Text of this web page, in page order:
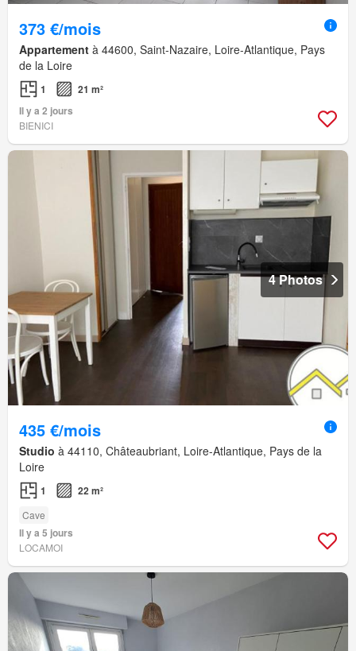
373 €/mois
Appartement à 44600, Saint-Nazaire, Loire-Atlantique, Pays
de la Loire
1
21 m²
Il y a 2 jours
BIENICI
4 Photos
435 €/mois
Studio à 44110, Châteaubriant, Loire-Atlantique, Pays de la
Loire
1 22 m²
Cave
Il y a 5 jours
LOCAMOI